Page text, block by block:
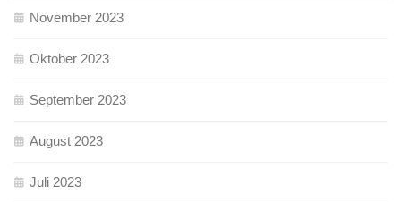
November 2023
Oktober 2023
September 2023
August 2023
Juli 2023